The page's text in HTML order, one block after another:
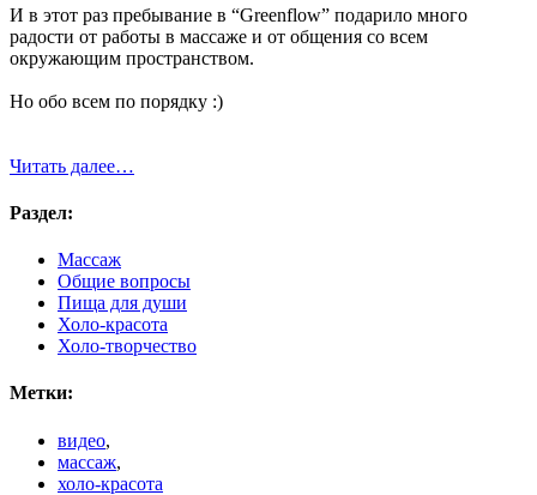
И в этот раз пребывание в “Greenflow” подарило много
радости от работы в массаже и от общения со всем
окружающим пространством.
Но обо всем по порядку :)
Читать далее…
Раздел:
Массаж
Общие вопросы
Пища для души
Холо-красота
Холо-творчество
Метки:
видео,
массаж,
холо-красота